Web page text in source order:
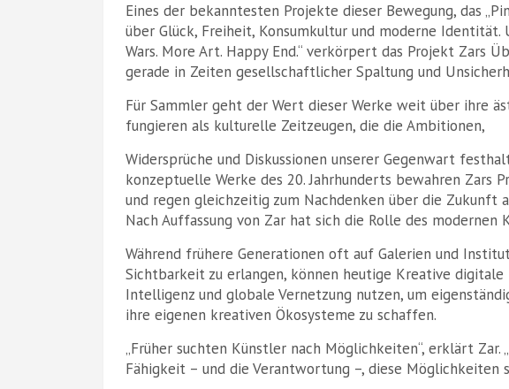
Eines der bekanntesten Projekte dieser Bewegung, das
über Glück, Freiheit, Konsumkultur und moderne Identität.
Wars. More Art. Happy End.“ verkörpert das Projekt Zars
gerade in Zeiten gesellschaftlicher Spaltung und
Für Sammler geht der Wert dieser Werke weit über ihre
fungieren als kulturelle Zeitzeugen, die die Ambitionen,
Widersprüche und Diskussionen unserer Gegenwart
konzeptuelle Werke des 20. Jahrhunderts bewahren Zars
und regen gleichzeitig zum Nachdenken über die Zukunft
Nach Auffassung von Zar hat sich die Rolle des modernen
Während frühere Generationen oft auf Galerien und
Sichtbarkeit zu erlangen, können heutige Kreative
Intelligenz und globale Vernetzung nutzen, um
ihre eigenen kreativen Ökosysteme zu schaffen.
„Früher suchten Künstler nach Möglichkeiten“, erklärt Zar.
Fähigkeit – und die Verantwortung –, diese Möglichkeiten